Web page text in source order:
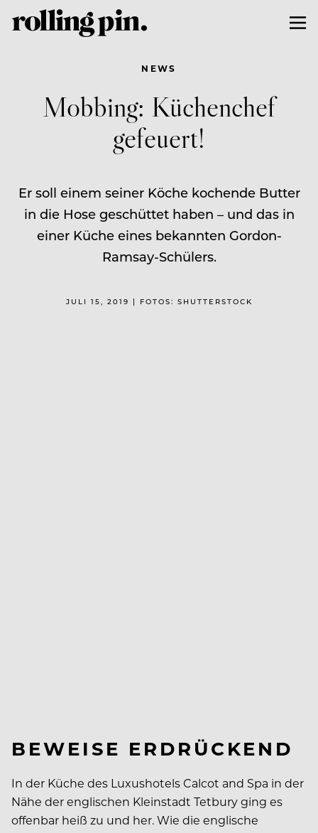
NEWS
Mobbing: Küchenchef
gefeuert!
Er soll einem seiner Köche kochende Butter
in die Hose geschüttet haben – und das in
einer Küche eines bekannten Gordon-
Ramsay-Schülers.
JULI 15, 2019 | FOTOS: SHUTTERSTOCK
BEWEISE ERDRÜCKEND
In der Küche des Luxushotels Calcot and Spa in der
Nähe der englischen Kleinstadt Tetbury ging es
offenbar heiß zu und her. Wie die englische